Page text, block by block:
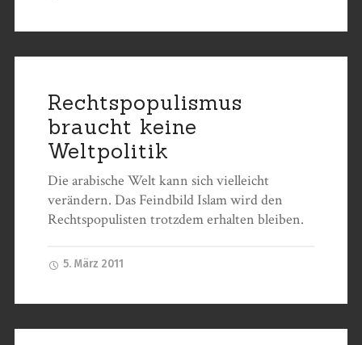
Rechtspopulismus
braucht keine
Weltpolitik
Die arabische Welt kann sich vielleicht
verändern. Das Feindbild Islam wird den
Rechtspopulisten trotzdem erhalten bleiben.
5. März 2011